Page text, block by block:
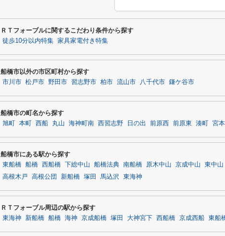
ＲＴフォーブルに関するこだわり条件から探す
徒歩10分以内特集 家具家電付き特集
船橋市以外の市区町村から探す
市川市 松戸市 野田市 習志野市 柏市 流山市 八千代市 鎌ケ谷市
船橋市の町名から探す
旭町 本町 西船 丸山 海神町南 西習志野 日の出 前原西 前原東 湊町 宮本
船橋市にある駅から探す
東船橋 船橋 西船橋 下総中山 船橋法典 南船橋 原木中山 京成中山 東中山
高根木戸
高根公団 新船橋 塚田 馬込沢 東海神
ＲＴフォーブル周辺の駅から探す
東海神 新船橋 船橋 海神 京成船橋 塚田 大神宮下 西船橋 京成西船 東船